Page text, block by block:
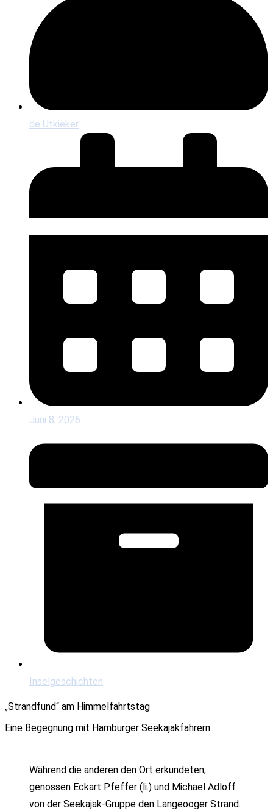
de Utkieker
Juni 8, 2026
Inselgeschichten
„Strandfund“ am Himmelfahrtstag
Eine Begegnung mit Hamburger Seekajakfahrern
Während die anderen den Ort erkundeten,
genossen Eckart Pfeffer (li.) und Michael Adloff
von der Seekajak-Gruppe den Langeooger Strand.